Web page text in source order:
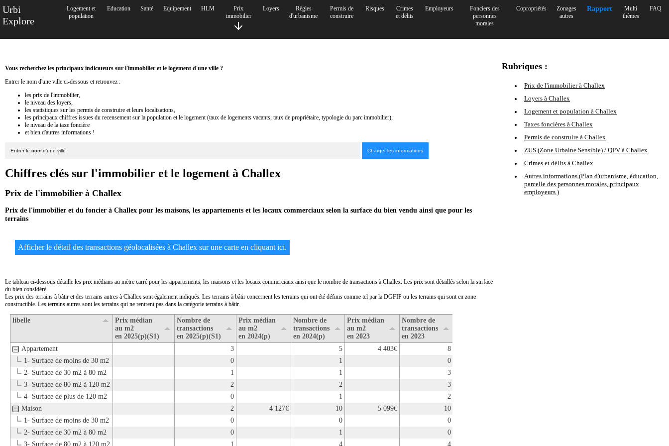
Urbi
Explore
Logement et
population
Education Santé Equipement HLM
Prix
immobilier
Loyers
Règles
d'urbanisme
Permis de
construire
Risques
Crimes
et délits
Employeurs
Fonciers des
personnes
morales
Copropriétés
Zonages
autres
Rapport
Multi
thèmes
FAQ
Rubriques :
Prix de l'immobilier à Challex
Loyers à Challex
Logement et population à Challex
Taxes foncières à Challex
Permis de construire à Challex
ZUS (Zone Urbaine Sensible) / QPV à Challex
Crimes et délits à Challex
Autres informations (Plan d'urbanisme, éducation,
parcelle des personnes morales, principaux
employeurs )
Vous recherchez les principaux indicateurs sur l'immobilier et le logement d'une ville ?
Entrer le nom d'une ville ci-dessous et retrouvez :
les prix de l'immobilier,
le niveau des loyers,
les statistiques sur les permis de construire et leurs localisations,
les principaux chiffres issues du recensement sur la population et le logement (taux de logements vacants, taux de propriétaire, typologie du parc immobilier),
le niveau de la taxe foncière
et bien d'autres informations !
Chiffres clés sur l'immobilier et le logement à Challex
Prix de l'immobilier à Challex
Prix de l'immobilier et du foncier à Challex pour les maisons, les appartements et les locaux commerciaux selon la surface du bien vendu ainsi que pour les
terrains
Afficher le détail des transactions géolocalisées à Challex sur une carte en cliquant ici.
Le tableau ci-dessous détaille les prix médians au mètre carré pour les appartements, les maisons et les locaux commerciaux ainsi que le nombre de transactions à Challex. Les prix sont détaillés selon la surface
du bien considéré.
Les prix des terrains à bâtir et des terrains autres à Challex sont également indiqués. Les terrains à bâtir concernent les terrains qui ont été définis comme tel par la DGFIP ou les terrains qui sont en zone
constructible. Les terrains autres sont les terrains qui ne rentrent pas dans la catégorie terrains à bâtir.
libelle
Prix médian
au m2
en 2025(p)(S1)
Nombre de
transactions
en 2025(p)(S1)
Prix médian
au m2
en 2024(p)
Nombre de
transactions
en 2024(p)
Prix médian
au m2
en 2023
Nombre de
transactions
en 2023
Appartement
3 5 4 403€ 8
1- Surface de moins de 30 m2
0 1 0
2- Surface de 30 m2 à 80 m2
1 1 3
3- Surface de 80 m2 à 120 m2
2 2 3
4- Surface de plus de 120 m2
0 1 2
Maison
2 4 127€ 10 5 099€ 10
1- Surface de moins de 30 m2
0 0 0
2- Surface de 30 m2 à 80 m2
0 1 0
3- Surface de 80 m2 à 120 m2
1 4 4